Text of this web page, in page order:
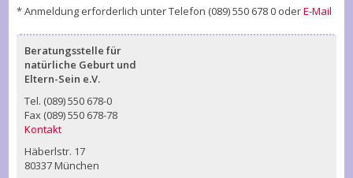
* Anmeldung erforderlich unter Telefon (089) 550 678 0 oderE-Mail
Beratungsstelle für
natürliche Geburt und
Eltern-Sein e.V.
Tel. (089) 550 678-0
Fax (089) 550 678-78
Kontakt
Häberlstr. 17
80337 München